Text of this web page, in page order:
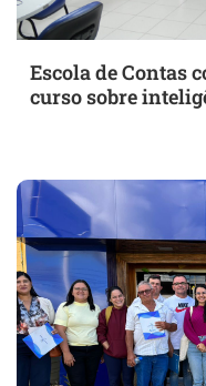
Escola de Contas
curso sobre